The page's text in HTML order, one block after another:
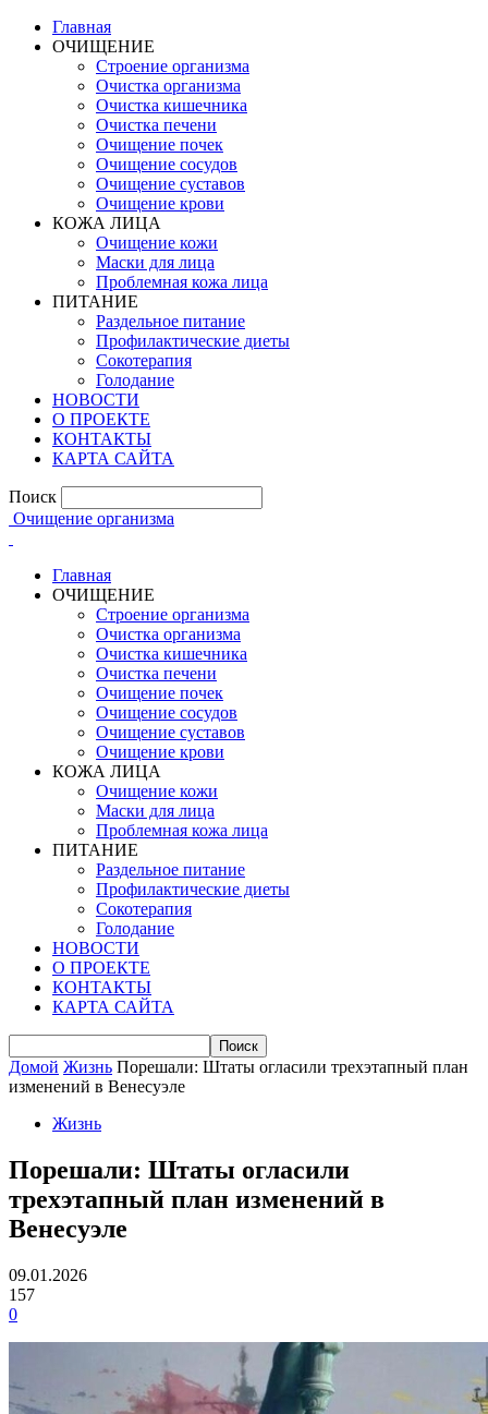
Главная
ОЧИЩЕНИЕ
Строение организма
Очистка организма
Очистка кишечника
Очистка печени
Очищение почек
Очищение сосудов
Очищение суставов
Очищение крови
КОЖА ЛИЦА
Очищение кожи
Маски для лица
Проблемная кожа лица
ПИТАНИЕ
Раздельное питание
Профилактические диеты
Сокотерапия
Голодание
НОВОСТИ
О ПРОЕКТЕ
КОНТАКТЫ
КАРТА САЙТА
Поиск
Очищение организма
Главная
ОЧИЩЕНИЕ
Строение организма
Очистка организма
Очистка кишечника
Очистка печени
Очищение почек
Очищение сосудов
Очищение суставов
Очищение крови
КОЖА ЛИЦА
Очищение кожи
Маски для лица
Проблемная кожа лица
ПИТАНИЕ
Раздельное питание
Профилактические диеты
Сокотерапия
Голодание
НОВОСТИ
О ПРОЕКТЕ
КОНТАКТЫ
КАРТА САЙТА
Домой Жизнь Порешали: Штаты огласили трехэтапный план
изменений в Венесуэле
Жизнь
Порешали: Штаты огласили
трехэтапный план изменений в
Венесуэле
09.01.2026
157
0